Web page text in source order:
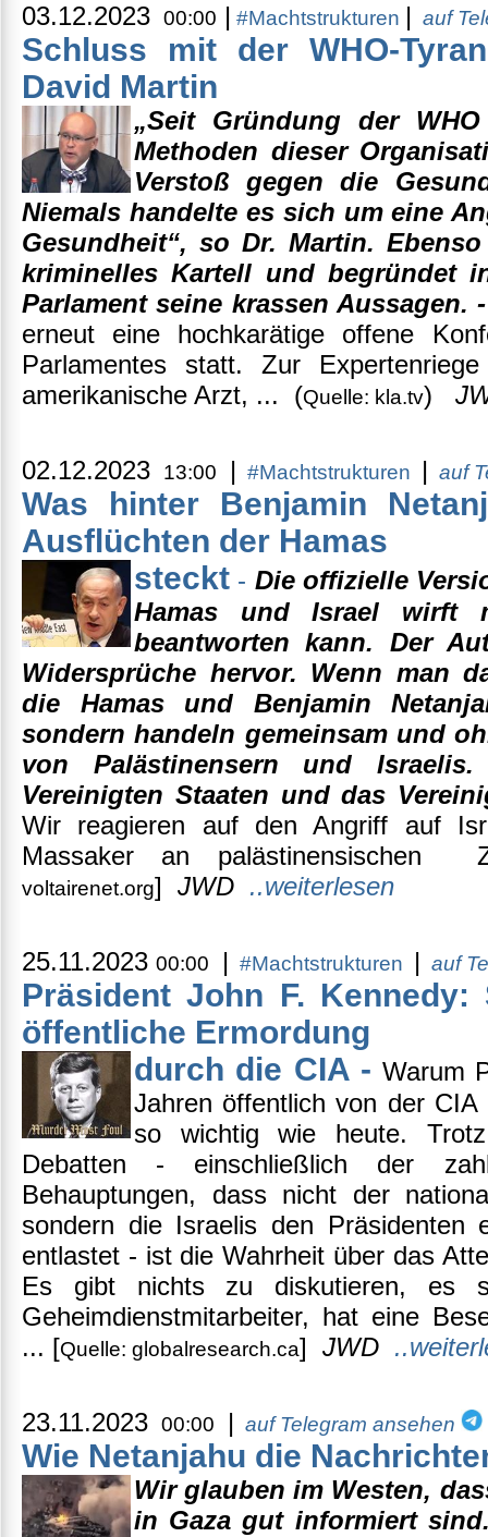
03.12.2023 00:00 | #Machtstrukturen | auf
Schluss mit der WHO-
David Martin
„Seit Gründung der
Methoden dieser
Verstoß gegen die
Niemals handelte es sich um eine
Gesundheit“, so Dr. Martin.
kriminelles Kartell und begründet
Parlament seine krassen Aussagen. -
erneut eine hochkarätige offene
Parlamentes statt. Zur
amerikanische Arzt, ... (Quelle: kla.tv)
02.12.2023 13:00 | #Machtstrukturen | auf
Was hinter Benjamin
Ausflüchten der Hamas
steckt - Die offizielle
Hamas und Israel wirft
beantworten kann. Der
Widersprüche hervor. Wenn man
die Hamas und Benjamin
sondern handeln gemeinsam und
von Palästinensern und
Vereinigten Staaten und das
Wir reagieren auf den Angriff auf
Massaker an palästinensischen
voltairenet.org] JWD ..weiterlesen
25.11.2023 00:00 | #Machtstrukturen | auf
Präsident John F.
öffentliche Ermordung
durch die CIA - Warum
Jahren öffentlich von der
so wichtig wie heute.
Debatten - einschließlich der
Behauptungen, dass nicht der
sondern die Israelis den Präsidenten
entlastet - ist die Wahrheit über das
Es gibt nichts zu diskutieren, es
Geheimdienstmitarbeiter, hat eine
... [Quelle: globalresearch.ca] JWD
23.11.2023 00:00 | auf Telegram ansehen
Wie Netanjahu die
Wir glauben im Westen,
in Gaza gut informiert